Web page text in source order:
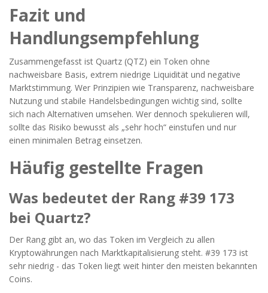
Fazit und
Handlungsempfehlung
Zusammengefasst ist Quartz (QTZ) ein Token ohne
nachweisbare Basis, extrem niedrige Liquidität und negative
Marktstimmung. Wer Prinzipien wie Transparenz, nachweisbare
Nutzung und stabile Handelsbedingungen wichtig sind, sollte
sich nach Alternativen umsehen. Wer dennoch spekulieren will,
sollte das Risiko bewusst als „sehr hoch“ einstufen und nur
einen minimalen Betrag einsetzen.
Häufig gestellte Fragen
Was bedeutet der Rang #39 173
bei Quartz?
Der Rang gibt an, wo das Token im Vergleich zu allen
Kryptowährungen nach Marktkapitalisierung steht. #39 173 ist
sehr niedrig - das Token liegt weit hinter den meisten bekannten
Coins.